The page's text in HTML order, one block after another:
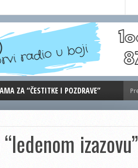
ZA “ČESTITKE I POZDRAVE”
izazovu”